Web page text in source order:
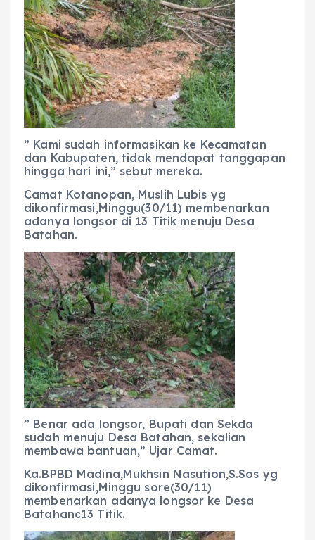
” Kami sudah informasikan ke Kecamatan
dan Kabupaten, tidak mendapat tanggapan
hingga hari ini,” sebut mereka.
Camat Kotanopan, Muslih Lubis yg
dikonfirmasi,Minggu(30/11) membenarkan
adanya longsor di 13 Titik menuju Desa
Batahan.
” Benar ada longsor, Bupati dan Sekda
sudah menuju Desa Batahan, sekalian
membawa bantuan,” Ujar Camat.
Ka.BPBD Madina,Mukhsin Nasution,S.Sos yg
dikonfirmasi,Minggu sore(30/11)
membenarkan adanya longsor ke Desa
Batahanc13 Titik.